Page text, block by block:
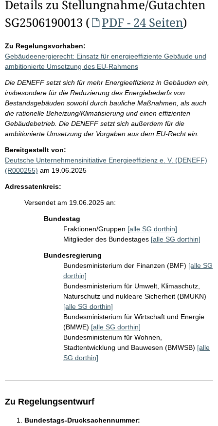
Details zu Stellungnahme/Gutachten
SG2506190013 (
PDF - 24 Seiten)
Zu Regelungsvorhaben:
Gebäudeenergierecht: Einsatz für energieeffiziente Gebäude und
ambitionierte Umsetzung des EU-Rahmens
Die DENEFF setzt sich für mehr Energieeffizienz in Gebäuden ein,
insbesondere für die Reduzierung des Energiebedarfs von
Bestandsgebäuden sowohl durch bauliche Maßnahmen, als auch
die rationelle Beheizung/Klimatisierung und einen effizienten
Gebäudebetrieb. Die DENEFF setzt sich außerdem für die
ambitionierte Umsetzung der Vorgaben aus dem EU-Recht ein.
Bereitgestellt von:
Deutsche Unternehmensinitiative Energieeffizienz e. V. (DENEFF)
(R000255) am 19.06.2025
Adressatenkreis:
Versendet am 19.06.2025 an:
Bundestag
Fraktionen/Gruppen [alle SG dorthin]
Mitglieder des Bundestages [alle SG dorthin]
Bundesregierung
Bundesministerium der Finanzen (BMF) [alle SG
dorthin]
Bundesministerium für Umwelt, Klimaschutz,
Naturschutz und nukleare Sicherheit (BMUKN)
[alle SG dorthin]
Bundesministerium für Wirtschaft und Energie
(BMWE) [alle SG dorthin]
Bundesministerium für Wohnen,
Stadtentwicklung und Bauwesen (BMWSB) [alle
SG dorthin]
Zu Regelungsentwurf
Bundestags-Drucksachennummer: